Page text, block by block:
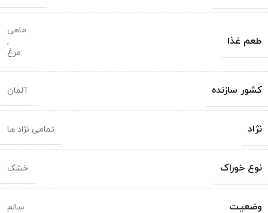
طعم غذا
ماهی
,
مرغ
کشور سازنده آلمان
نژاد تمامی نژاد ها
نوع خوراک خشک
وضعیت سالم